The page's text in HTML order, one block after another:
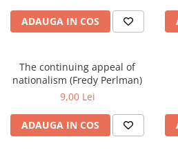
ADAUGA IN COS
The continuing appeal of
nationalism (Fredy Perlman)
9,00 Lei
ADAUGA IN COS